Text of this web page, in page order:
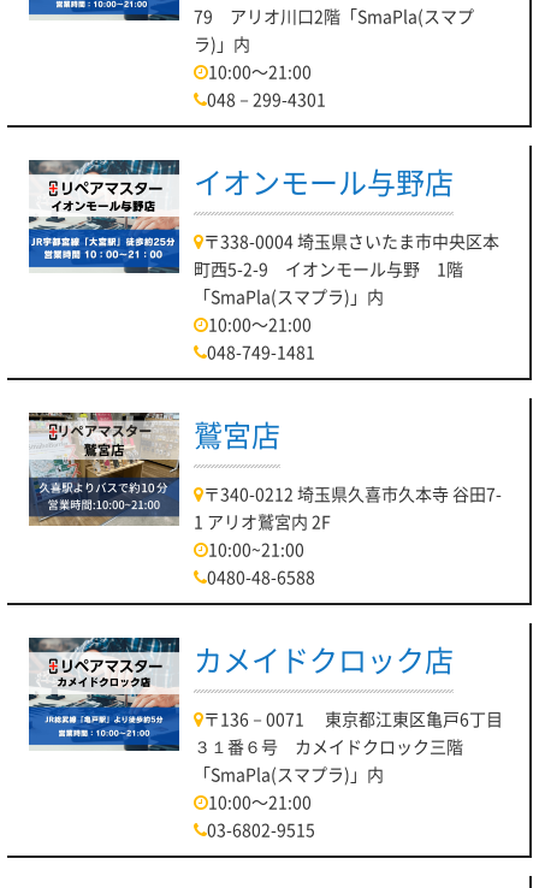
79 アリオ川口2階「SmaPla(スマプ
ラ)」内
10:00～21:00
048－299-4301
イオンモール与野店
〒338-0004 埼玉県さいたま市中央区本
町西5-2-9 イオンモール与野 1階
「SmaPla(スマプラ)」内
10:00～21:00
048-749-1481
鷲宮店
〒340-0212 埼玉県久喜市久本寺 谷田7-
1 アリオ鷲宮内 2F
10:00~21:00
0480-48-6588
カメイドクロック店
〒136－0071 東京都江東区亀戸6丁目
３１番６号 カメイドクロック三階
「SmaPla(スマプラ)」内
10:00～21:00
03-6802-9515